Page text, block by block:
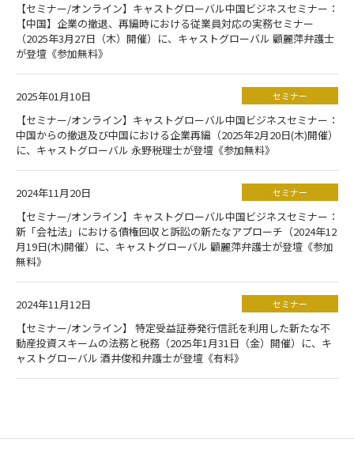
【セミナー/オンライン】キャストグローバル中国ビジネスセミナー：
【中国】企業の撤退、再編時における従業員対応の実務セミナー
（2025年3月27日（木）開催）に、キャストグローバル 顧麗萍弁護士
が登壇《参加無料》
2025年01月10日 セミナー
【セミナー/オンライン】キャストグローバル中国ビジネスセミナー：
中国からの撤退及び中国における企業再編（2025年2月20日(木)開催）
に、キャストグローバル 永野税理士が登壇《参加無料》
2024年11月20日 セミナー
【セミナー/オンライン】キャストグローバル中国ビジネスセミナー：
新「会社法」における債権回収と訴訟の新たなアプローチ（2024年12
月19日(木)開催）に、キャストグローバル 顧麗萍弁護士が登壇《参加
無料》
2024年11月12日 セミナー
【セミナー/オンライン】 特定受益証券発行信託を利用した新たな不
動産投資スキームの法務と税務（2025年1月31日（金）開催）に、キ
ャストグローバル 酒井俊和弁護士が登壇《有料》